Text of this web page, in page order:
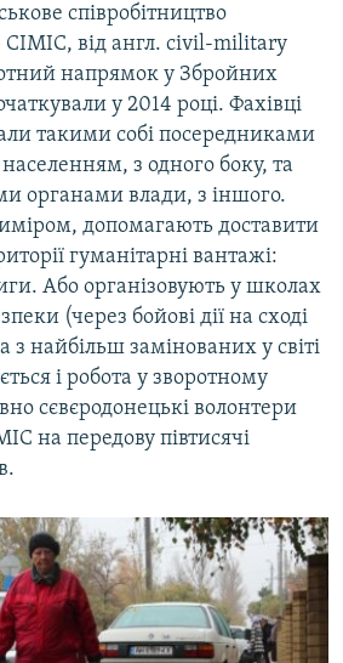
співробітництво
CIMIC, від англ. civil-military
напрямок у Збройних
у 2014 році. Фахівці
такими собі посередниками
з одного боку, та
органами влади, з іншого.
допомагають доставити
гуманітарні вантажі:
Або організовують у школах
(через бойові дії на сході
з найбільш замінованих у світі
і робота у зворотному
сєвєродонецькі волонтери
на передову півтисячі